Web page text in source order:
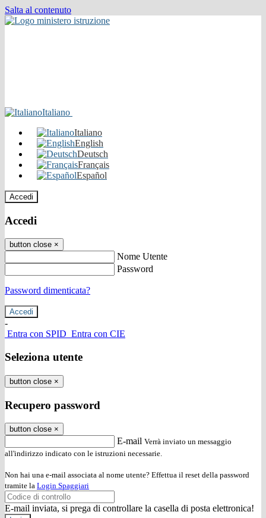
Salta al contenuto
Italiano
Italiano
English
Deutsch
Français
Español
Accedi
Accedi
button close ×
Nome Utente
Password
Password dimenticata?
-
Entra con SPID Entra con CIE
Seleziona utente
button close ×
Recupero password
button close ×
E-mail Verrà inviato un messaggio
all'indirizzo indicato con le istruzioni necessarie.
Non hai una e-mail associata al nome utente? Effettua il reset della password
tramite la Login Spaggiari
E-mail inviata, si prega di controllare la casella di posta elettronica!